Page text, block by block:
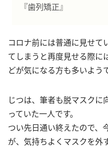
『歯列矯正』
コロナ前には普通に見せて
てしまうと再度見せる際に
どが気になる方も多いよう
じつは、筆者も脱マスクに
っていた一人です。
つい先日通い終えたので、
が、気持ちよくマスクを外